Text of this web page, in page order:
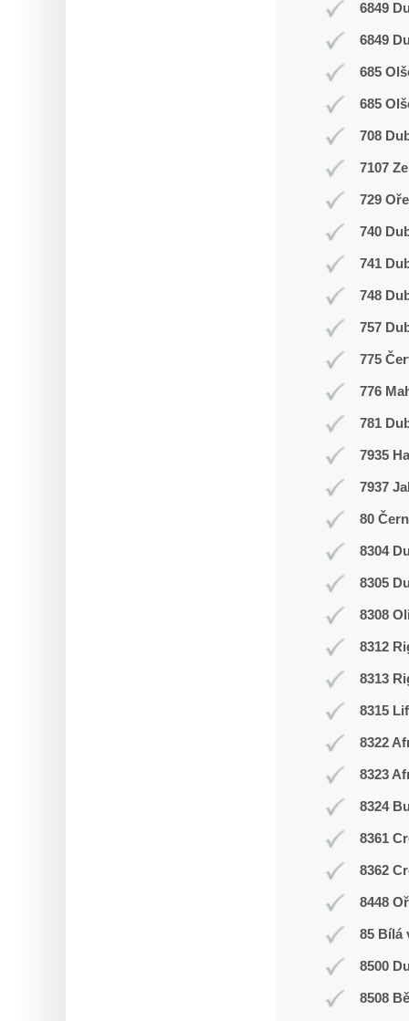
6849
6849
685
685
708
7107
729
740
741
748
757
775
776
781
7935
7937
80
8304
8305
8308
8312
8313
8315
8322
8323
8324
8361
8362
8448
85 Bílá
8500
8508